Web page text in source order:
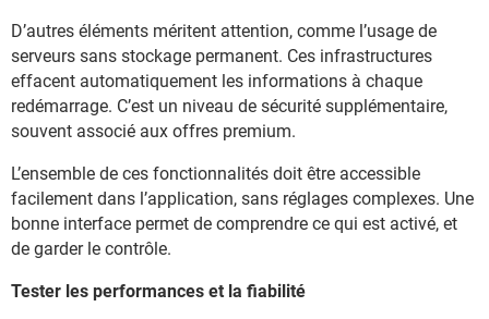
D’autres éléments méritent attention, comme l’usage de
serveurs sans stockage permanent. Ces infrastructures
effacent automatiquement les informations à chaque
redémarrage. C’est un niveau de sécurité supplémentaire,
souvent associé aux offres premium.
L’ensemble de ces fonctionnalités doit être accessible
facilement dans l’application, sans réglages complexes. Une
bonne interface permet de comprendre ce qui est activé, et
de garder le contrôle.
Tester les performances et la fiabilité